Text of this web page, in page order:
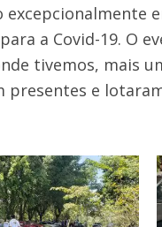
a Covid-19. O
tivemos, mais
presentes e